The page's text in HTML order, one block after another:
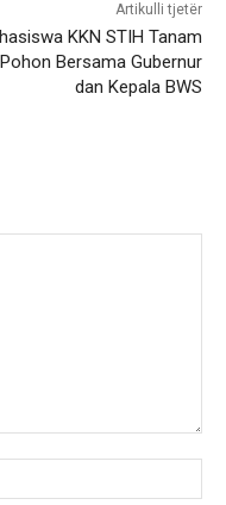
Artikulli tjetër
KKN STIH Tanam
Pohon Bersama Gubernur
dan Kepala BWS